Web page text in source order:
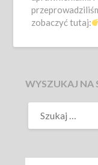
zobaczyć tutaj:
WYSZUKAJ NA